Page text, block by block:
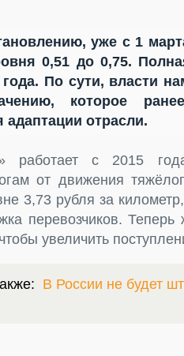
уже с 1
0,51 до 0,75.
По сути, власти
которое
адаптации отрасли.
работает с 2015
от движения
3,73 рубля за
перевозчиков.
увеличить
В России не будет